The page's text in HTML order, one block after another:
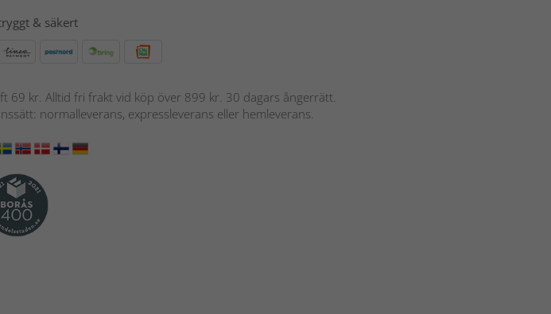
& säkert
69 kr. Alltid fri frakt vid köp över 899 kr. 30 dagars ångerrätt.
normalleverans, expressleverans eller hemleverans.